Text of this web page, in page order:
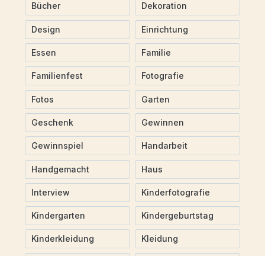
Bücher Dekoration
Design Einrichtung
Essen Familie
Familienfest Fotografie
Fotos Garten
Geschenk Gewinnen
Gewinnspiel Handarbeit
Handgemacht Haus
Interview Kinderfotografie
Kindergarten Kindergeburtstag
Kinderkleidung Kleidung